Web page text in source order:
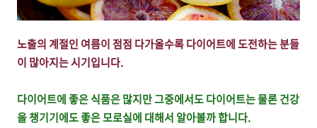
노출의 계절인 여름이 점점 다가올수록 다이어트에 도전하는 분들
이 많아지는 시기입니다.
다이어트에 좋은 식품은 많지만 그중에서도 다이어트는 물론 건강
을 챙기기에도 좋은 모로실에 대해서 알아볼까 합니다.